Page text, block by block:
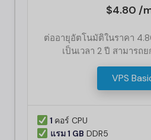
$4.80 /
ต่ออายุอัตโนมัติในราคา
เป็นเวลา 2 ปี สามารถ
VPS
1 คอร์ CPU
แรม 1 GB DDR5